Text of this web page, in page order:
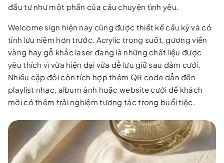
đầu tư như một phần của câu chuyện tình yêu.
Welcome sign hiện nay cũng được thiết kế cầu kỳ và có
tính lưu niệm hơn trước. Acrylic trong suốt, gương viền
vàng hay gỗ khắc laser đang là những chất liệu được
yêu thích vì vừa hiện đại vừa dễ lưu giữ sau đám cưới.
Nhiều cặp đôi còn tích hợp thêm QR code dẫn đến
playlist nhạc, album ảnh hoặc website cưới để khách
mời có thêm trải nghiệm tương tác trong buổi tiệc.